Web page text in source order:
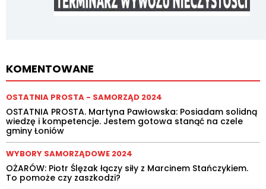
KOMENTOWANE
OSTATNIA PROSTA - SAMORZĄD 2024
OSTATNIA PROSTA. Martyna Pawłowska: Posiadam solidną
wiedzę i kompetencje. Jestem gotowa stanąć na czele
gminy Łoniów
WYBORY SAMORZĄDOWE 2024
OŻARÓW: Piotr Ślęzak łączy siły z Marcinem Stańczykiem.
To pomoże czy zaszkodzi?